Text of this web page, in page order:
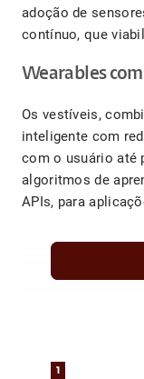
adoção de
contínuo, que
Wearables
Os vestíveis,
inteligente com
com o usuário até
algoritmos de
APIs, para